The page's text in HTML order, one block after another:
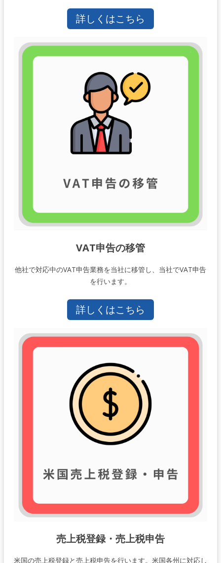
詳しくはこちら
VAT申告の移管
他社で対応中のVAT申告業務を当社に移管し、当社でVAT申告
を行います。
詳しくはこちら
売上税登録・売上税申告
米国の売上税登録と売上税申告を行います。米国各州に対応し